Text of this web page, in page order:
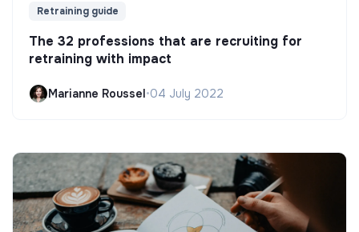
Retraining guide
The 32 professions that are recruiting for
retraining with impact
Marianne Roussel•04 July 2022